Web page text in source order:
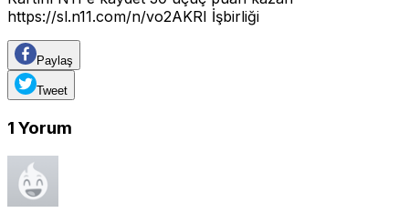
https://sl.n11.com/n/vo2AKRI İşbirliği
Paylaş
Tweet
1 Yorum